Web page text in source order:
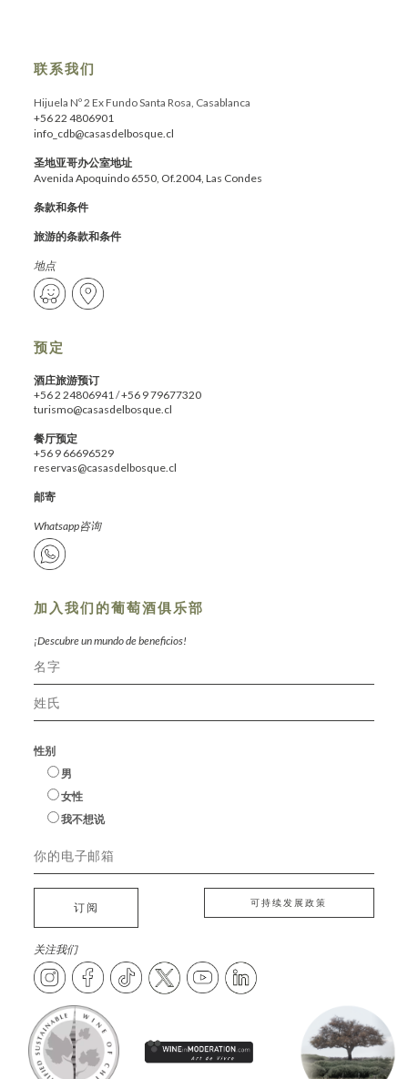
联系我们
Hijuela Nº 2 Ex Fundo Santa Rosa, Casablanca
+56 22 4806901
info_cdb@casasdelbosque.cl
圣地亚哥办公室地址
Avenida Apoquindo 6550, Of.2004, Las Condes
条款和条件
旅游的条款和条件
地点
预定
酒庄旅游预订
+56 2 24806941 /+56 9 79677320
turismo@casasdelbosque.cl
餐厅预定
+56 9 66696529
reservas@casasdelbosque.cl
邮寄
Whatsapp咨询
加入我们的葡萄酒俱乐部
¡Descubre un mundo de beneficios!
性别
男
女性
我不想说
订阅 可持续发展政策
关注我们